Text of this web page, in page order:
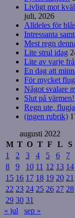
Livligt mot
juli, 2026
Alldeles för
Intressanta
Mest regn
Lite strul idag
Lite av varje
En dag att
För mycket
Något svalare
Slut på värmen!
Regn ute,
(ingen rubrik)
augusti 2022
M T O T F L
S
1
2 3 4 5 6
7
8
9 10 11 12 13 14
15 16 17 18 19 20 21
22 23 24 25 26 27 28
29 30 31
« jul
sep »